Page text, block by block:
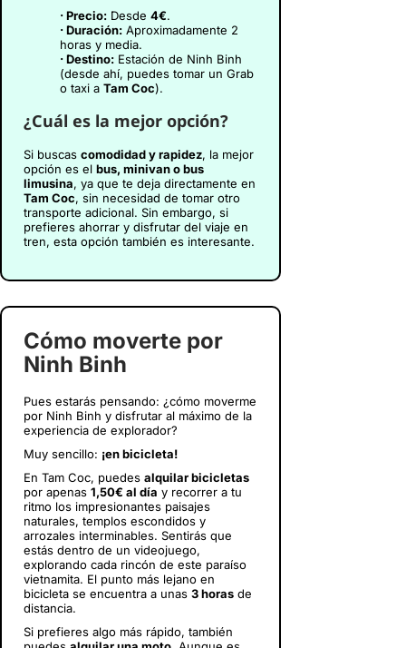
· Precio: Desde 4€.
· Duración: Aproximadamente 2
horas y media.
· Destino: Estación de Ninh Binh
(desde ahí, puedes tomar un Grab
o taxi a Tam Coc).
¿Cuál es la mejor opción?
Si buscas comodidad y rapidez, la mejor
opción es el bus, minivan o bus
limusina, ya que te deja directamente en
Tam Coc, sin necesidad de tomar otro
transporte adicional. Sin embargo, si
prefieres ahorrar y disfrutar del viaje en
tren, esta opción también es interesante.
Cómo moverte por
Ninh Binh
Pues estarás pensando: ¿cómo moverme
por Ninh Binh y disfrutar al máximo de la
experiencia de explorador?
Muy sencillo: ¡en bicicleta!
En Tam Coc, puedes alquilar bicicletas
por apenas 1,50€ al día y recorrer a tu
ritmo los impresionantes paisajes
naturales, templos escondidos y
arrozales interminables. Sentirás que
estás dentro de un videojuego,
explorando cada rincón de este paraíso
vietnamita. El punto más lejano en
bicicleta se encuentra a unas 3 horas de
distancia.
Si prefieres algo más rápido, también